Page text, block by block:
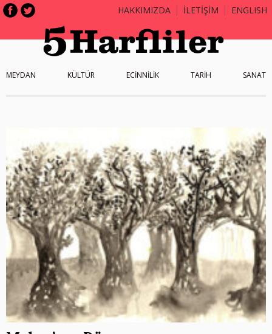
HAKKIMIZDA İLETİŞİM ENGLISH
MEYDAN KÜLTÜR ECİNNİLİK TARİH SANAT